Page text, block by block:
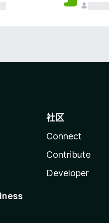
社区
Connect
Contribute
Developer